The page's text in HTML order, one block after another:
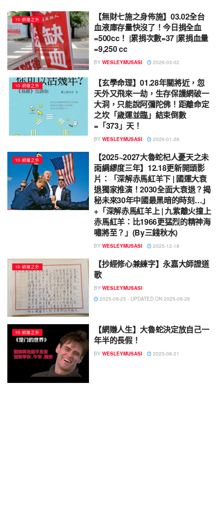
10-網賺之外
【無財七施之身佈施】03.02全台
血液庫存量快沒了！今日捐全血
=500cc！ |累捐次數=37 |累捐血量
=9,250 cc
BY WESLEYMUSASI 2026-03-02
10-網賺之外
【玄學命理】01.28年關將近，忽
天外又飛來一劫，生存保護網破一
大洞，只能說阿彌陀佛！距離命定
之坎「歲運並臨」結束倒數
=「373」天！
BY WESLEYMUSASI 2026-01-28
10-網賺之外
【2025~2027大魯蛇杞人憂天之未
雨綢繆度三年】12.18更新開頭影
片：「深解赤馬紅羊下 | 國運大衰
退獨家推演！2030全面大衰退？揭
秘未來30年中國最黑暗的時刻…」
+「深解赤馬紅羊上 | 九紫離火撞上
赤馬紅羊：比1966更猛烈的精神海
嘯將至？」(By三錢秋水)
BY WESLEYMUSASI 2025-12-18
10-網賺之外
【抄經修心兼練字】永嘉大師證道
歌
BY WESLEYMUSASI
2025-09-25 - UPDATED ON 2025-09-26
10-網賺之外
【網賺人生】大魯蛇決定放自己一
年半的長假！
BY WESLEYMUSASI 2025-08-21